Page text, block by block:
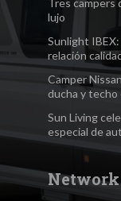
lujo
Sunlight
relación
Camper
ducha y techo
Sun Living
especial de
Network